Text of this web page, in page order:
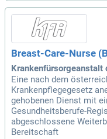
Breast-Care-Nurse
Krankenfürsorgeanstalt
Eine nach dem
Krankenpflegegesetz
gehobenen Dienst mit
Gesundheitsberufe-
abgeschlossene
Bereitschaft